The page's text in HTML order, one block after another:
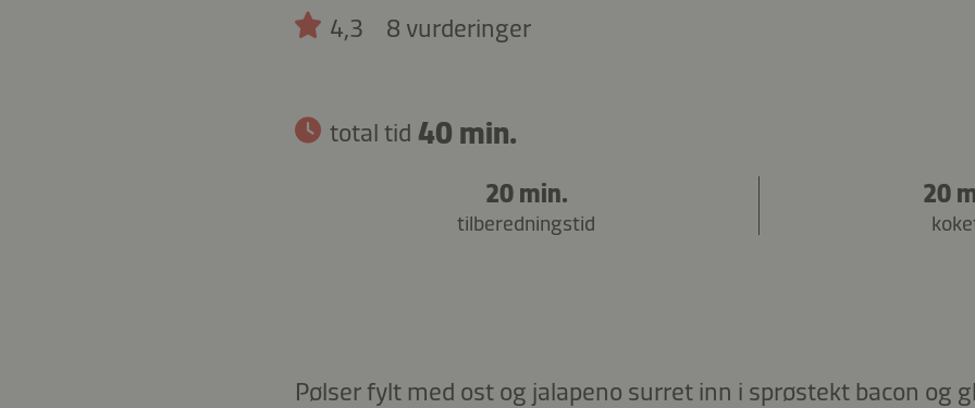
4,3 8 vurderinger
total tid 40 min.
20 min.
tilberedningstid
20
Pølser fylt med ost og jalapeno surret inn i sprøstekt bacon og